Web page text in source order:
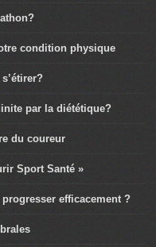
condition physique
par la diététique?
du coureur
Sport Santé »
efficacement ?